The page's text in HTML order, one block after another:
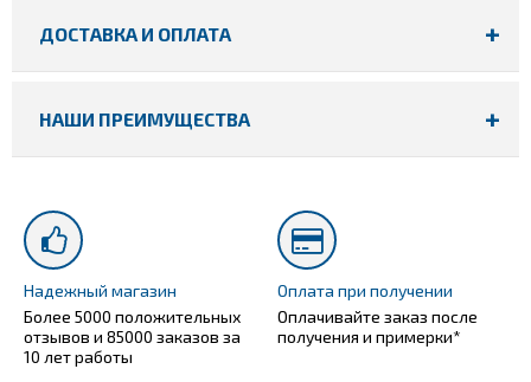
ДОСТАВКА И ОПЛАТА
НАШИ ПРЕИМУЩЕСТВА
Надежный магазин
Более 5000 положительных
отзывов и 85000 заказов за
10 лет работы
Оплата при получении
Оплачивайте заказ после
получения и примерки*